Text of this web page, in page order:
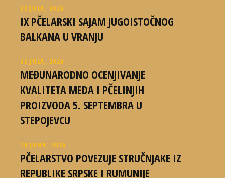
23 JULA, 2026
IX PČELARSKI SAJAM JUGOISTOČNOG
BALKANA U VRANJU
22 JULA, 2026
MEĐUNARODNO OCENJIVANJE
KVALITETA MEDA I PČELINJIH
PROIZVODA 5. SEPTEMBRA U
STEPOJEVCU
18 JUNA, 2026
PČELARSTVO POVEZUJE STRUČNJAKE IZ
REPUBLIKE SRPSKE I RUMUNIJE